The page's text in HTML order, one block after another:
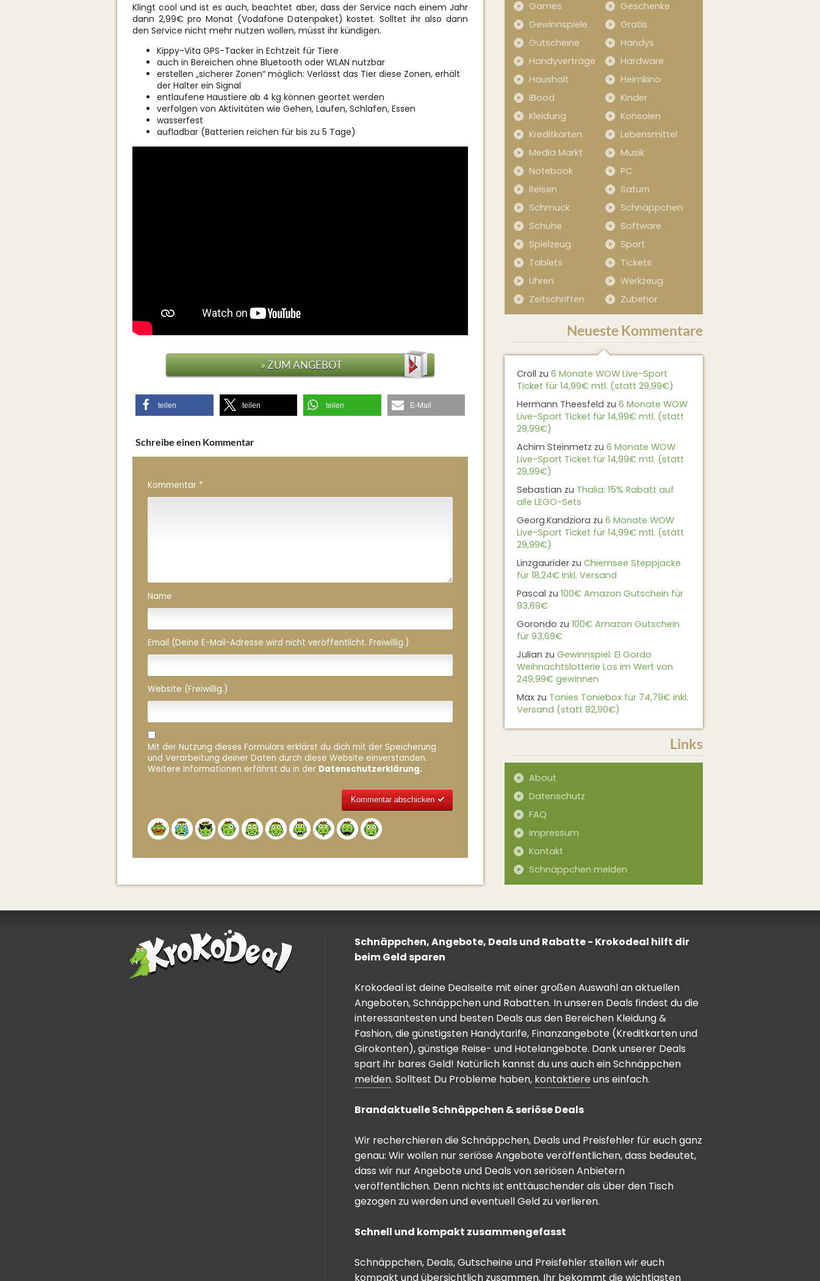
Klingt cool und ist es auch, beachtet aber, dass der Service nach einem Jahr
dann 2,99€ pro Monat (Vodafone Datenpaket) kostet. Solltet ihr also dann
den Service nicht mehr nutzen wollen, müsst ihr kündigen.
Kippy-Vita GPS-Tacker in Echtzeit für Tiere
auch in Bereichen ohne Bluetooth oder WLAN nutzbar
erstellen „sicherer Zonen“ möglich: Verlässt das Tier diese Zonen, erhält
der Halter ein Signal
entlaufene Haustiere ab 4 kg können geortet werden
verfolgen von Aktivitäten wie Gehen, Laufen, Schlafen, Essen
wasserfest
aufladbar (Batterien reichen für bis zu 5 Tage)
» ZUM ANGEBOT
teilen teilen teilen E-Mail
Schreibe einen Kommentar
Kommentar *
Name
Email (Deine E-Mail-Adresse wird nicht veröffentlicht. Freiwillig.)
Website (Freiwillig.)
Mit der Nutzung dieses Formulars erklärst du dich mit der Speicherung
und Verarbeitung deiner Daten durch diese Website einverstanden.
Weitere Informationen erfährst du in der Datenschutzerklärung.
Games
Geschenke
Gewinnspiele
Gratis
Gutscheine
Handys
Handyverträge
Hardware
Haushalt
Heimkino
iBood
Kinder
Kleidung
Konsolen
Kreditkarten
Lebensmittel
Media Markt
Musik
Notebook
PC
Reisen
Saturn
Schmuck
Schnäppchen
Schuhe
Software
Spielzeug
Sport
Tablets
Tickets
Uhren
Werkzeug
Zeitschriften
Zubehör
Neueste Kommentare
Croll zu 6 Monate WOW Live-Sport
Ticket für 14,99€ mtl. (statt 29,99€)
Hermann Theesfeld zu 6 Monate WOW
Live-Sport Ticket für 14,99€ mtl. (statt
29,99€)
Achim Steinmetz zu 6 Monate WOW
Live-Sport Ticket für 14,99€ mtl. (statt
29,99€)
Sebastian zu Thalia: 15% Rabatt auf
alle LEGO-Sets
Georg.Kandziora zu 6 Monate WOW
Live-Sport Ticket für 14,99€ mtl. (statt
29,99€)
Linzgaurider zu Chiemsee Steppjacke
für 18,24€ inkl. Versand
Pascal zu 100€ Amazon Gutschein für
93,69€
Gorondo zu 100€ Amazon Gutschein
für 93,69€
Julian zu Gewinnspiel: El Gordo
Weihnachtslotterie Los im Wert von
249,99€ gewinnen
Max zu Tonies Toniebox für 74,79€ inkl.
Versand (statt 82,90€)
Links
About
Datenschutz
FAQ
Impressum
Kontakt
Schnäppchen melden
Schnäppchen, Angebote, Deals und Rabatte - Krokodeal hilft dir
beim Geld sparen
Krokodeal ist deine Dealseite mit einer großen Auswahl an aktuellen
Angeboten, Schnäppchen und Rabatten. In unseren Deals findest du die
interessantesten und besten Deals aus den Bereichen Kleidung &
Fashion, die günstigsten Handytarife, Finanzangebote (Kreditkarten und
Girokonten), günstige Reise- und Hotelangebote. Dank unserer Deals
spart ihr bares Geld! Natürlich kannst du uns auch ein Schnäppchen
melden. Solltest Du Probleme haben, kontaktiere uns einfach.
Brandaktuelle Schnäppchen & seriöse Deals
Wir recherchieren die Schnäppchen, Deals und Preisfehler für euch ganz
genau: Wir wollen nur seriöse Angebote veröffentlichen, dass bedeutet,
dass wir nur Angebote und Deals von seriösen Anbietern
veröffentlichen. Denn nichts ist enttäuschender als über den Tisch
gezogen zu werden und eventuell Geld zu verlieren.
Schnell und kompakt zusammengefasst
Schnäppchen, Deals, Gutscheine und Preisfehler stellen wir euch
kompakt und übersichtlich zusammen. Ihr bekommt die wichtigsten